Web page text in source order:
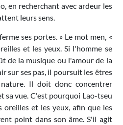
en recherchant avec ardeur les
leurs sens.
ses portes. » Le mot men, «
et les yeux. Si l'homme se
de la musique ou l'amour de la
sur ses pas, il poursuit les êtres
Il doit donc concentrer
sa vue. C'est pourquoi Lao-tseu
oreilles et les yeux, afin que les
point dans son âme. S'il agit